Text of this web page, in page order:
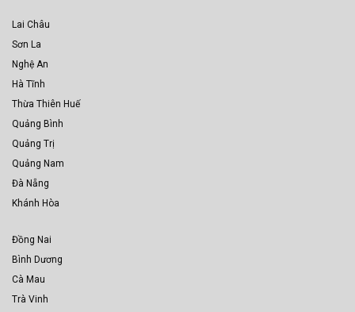
Lai Châu
Sơn La
Nghệ An
Hà Tĩnh
Thừa Thiên Huế
Quảng Bình
Quảng Trị
Quảng Nam
Đà Nẵng
Khánh Hòa
Đồng Nai
Bình Dương
Cà Mau
Trà Vinh